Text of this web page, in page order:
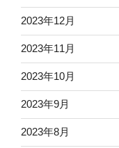
2023年12月
2023年11月
2023年10月
2023年9月
2023年8月